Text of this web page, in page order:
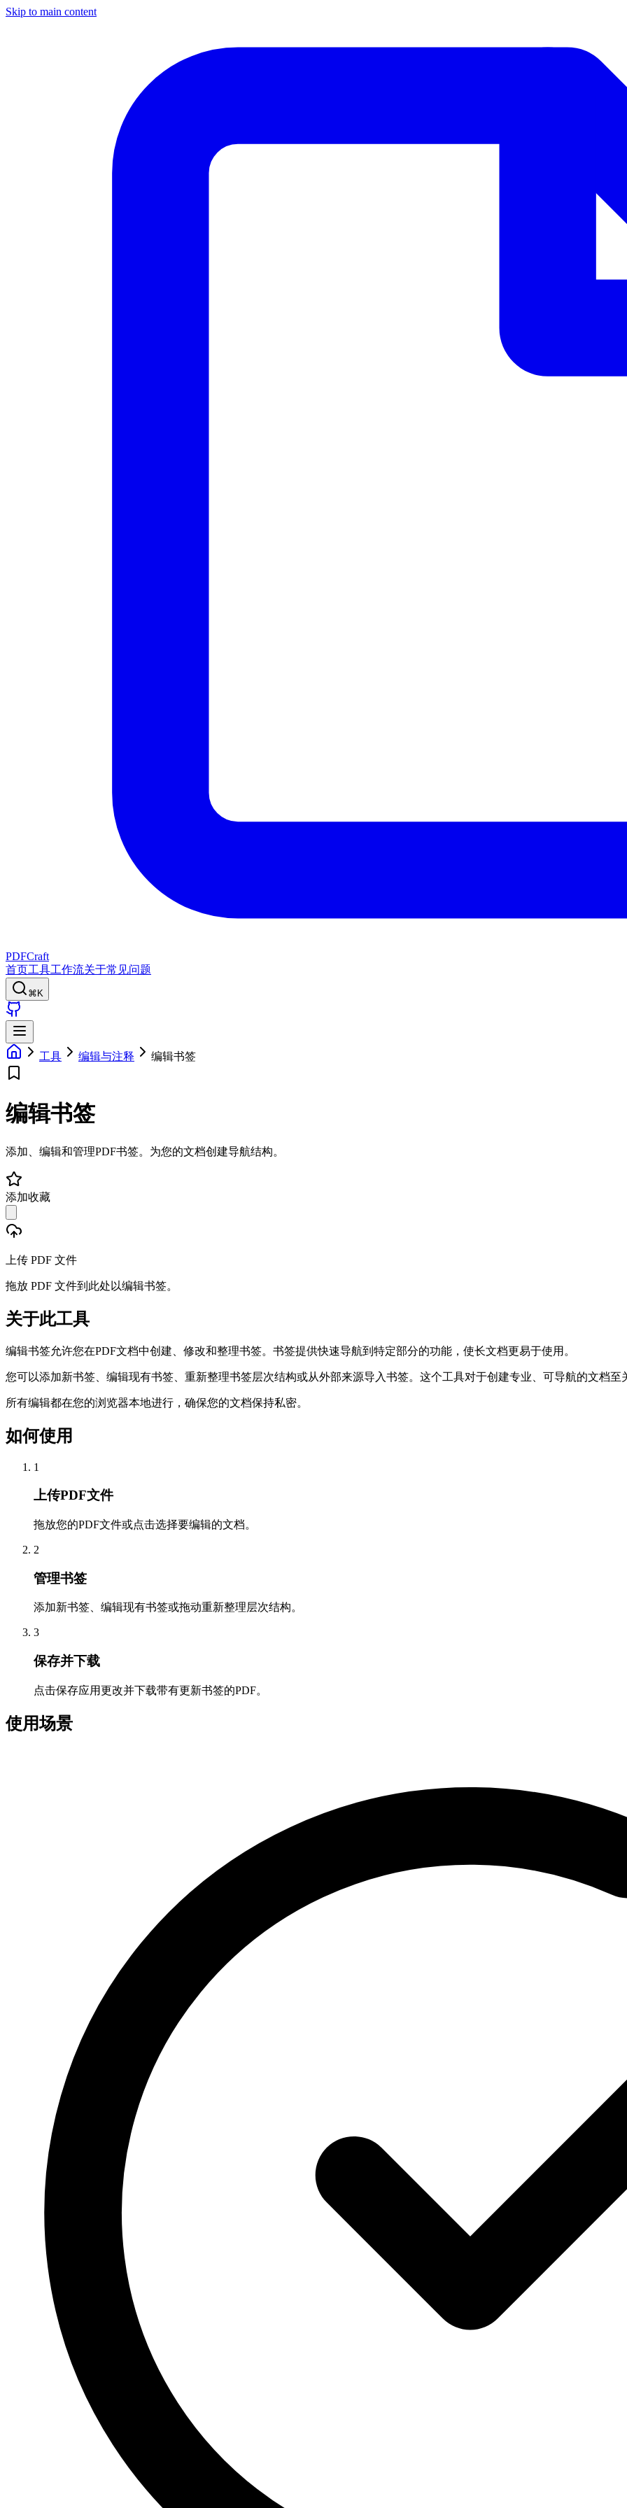
Skip to main content
PDFCraft
首页工具工作流关于常见问题
⌘K
工具 编辑与注释 编辑书签
编辑书签
添加、编辑和管理PDF书签。为您的文档创建导航结构。
添加收藏
上传 PDF 文件
拖放 PDF 文件到此处以编辑书签。
关于此工具
编辑书签允许您在PDF文档中创建、修改和整理书签。书签提供快速导航到特定部分的功能，使长文档更易于使用。
您可以添加新书签、编辑现有书签、重新整理书签层次结构或从外部来源导入书签。这个工具对于创建专业、可导航的文档至
所有编辑都在您的浏览器本地进行，确保您的文档保持私密。
如何使用
1
上传PDF文件
拖放您的PDF文件或点击选择要编辑的文档。
2
管理书签
添加新书签、编辑现有书签或拖动重新整理层次结构。
3
保存并下载
点击保存应用更改并下载带有更新书签的PDF。
使用场景